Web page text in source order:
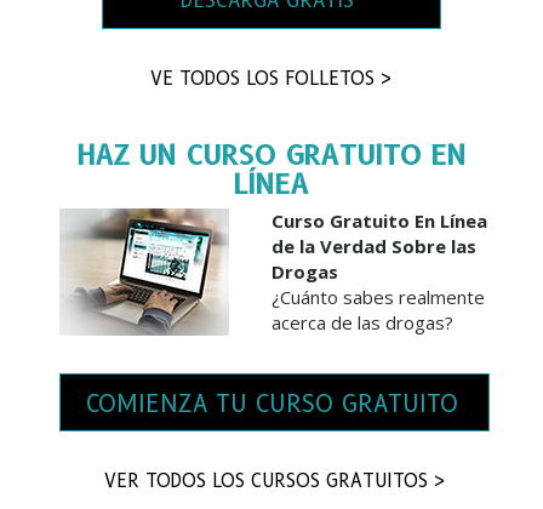
VE TODOS LOS FOLLETOS >
HAZ UN CURSO GRATUITO EN
LÍNEA
Curso Gratuito En Línea
de la Verdad Sobre las
Drogas
¿Cuánto sabes realmente
acerca de las drogas?
COMIENZA TU CURSO GRATUITO
VER TODOS LOS CURSOS GRATUITOS >